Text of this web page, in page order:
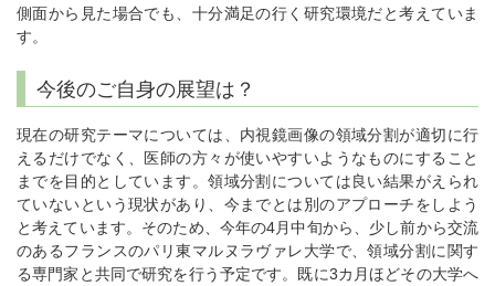
側面から見た場合でも、十分満足の行く研究環境だと考えていま
す。
今後のご自身の展望は？
現在の研究テーマについては、内視鏡画像の領域分割が適切に行
えるだけでなく、医師の方々が使いやすいようなものにすること
までを目的としています。領域分割については良い結果がえられ
ていないという現状があり、今までとは別のアプローチをしよう
と考えています。そのため、今年の4月中旬から、少し前から交流
のあるフランスのパリ東マルヌラヴァレ大学で、領域分割に関す
る専門家と共同で研究を行う予定です。既に3カ月ほどその大学へ